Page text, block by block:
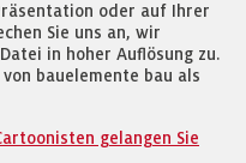
oder auf Ihrer
Sie uns an, wir
in hoher Auflösung zu.
bauelemente bau als
gelangen Sie